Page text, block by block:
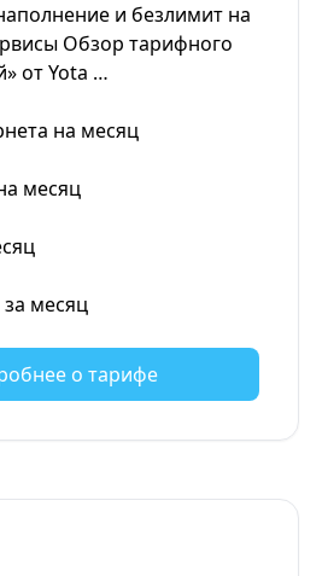
и безлимит на
Обзор тарифного
от Yota …
на месяц
месяц
месяц
о тарифе